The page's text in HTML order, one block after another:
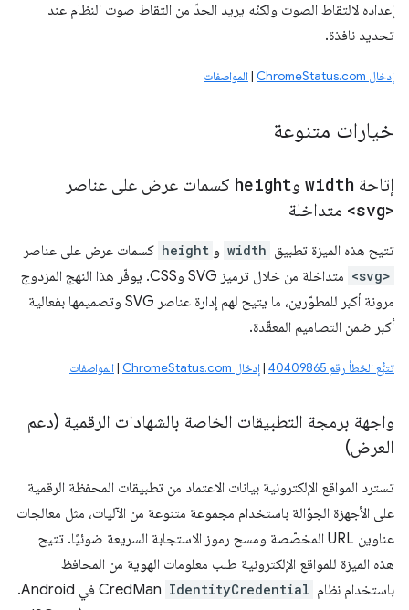
إعداده لالتقاط الصوت ولكنّه يريد الحدّ من التقاط صوت النظام عند
تحديد نافذة.
إدخال ChromeStatus.com |المواصفات
خيارات متنوعة
إتاحة width وheight كسمات عرض على عناصر
<svg> متداخلة
تتيح هذه الميزة تطبيق width و height كسمات عرض على عناصر
<svg>
متداخلة من خلال ترميز SVG وCSS. يوفّر هذا النهج المزدوج
مرونة أكبر للمطوّرين، ما يتيح لهم إدارة عناصر SVG وتصميمها بفعالية
أكبر ضمن التصاميم المعقّدة.
تتبُّع الخطأ رقم 40409865 |إدخال ChromeStatus.com |المواصفات
واجهة برمجة التطبيقات الخاصة بالشهادات الرقمية (دعم
العرض)
تسترد المواقع الإلكترونية بيانات الاعتماد من تطبيقات المحفظة الرقمية
على الأجهزة الجوّالة باستخدام مجموعة متنوعة من الآليات، مثل معالجات
عناوين URL المخصّصة ومسح رموز الاستجابة السريعة ضوئيًا. تتيح
هذه الميزة للمواقع الإلكترونية طلب معلومات الهوية من المحافظ
باستخدام نظام IdentityCredential
CredMan في Android.